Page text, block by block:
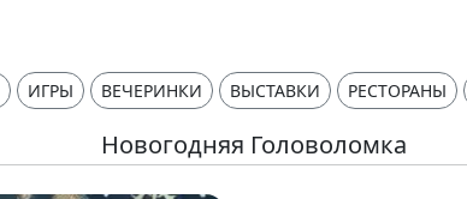
ИГРЫ ВЕЧЕРИНКИ ВЫСТАВКИ РЕСТОРАНЫ
Новогодняя Головоломка